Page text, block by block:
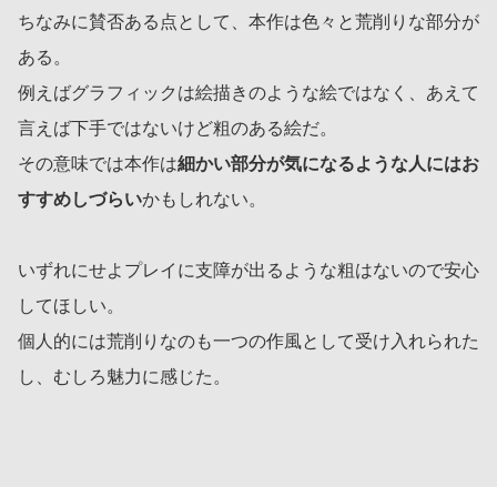
ちなみに賛否ある点として、本作は色々と荒削りな部分が
ある。
例えばグラフィックは絵描きのような絵ではなく、あえて
言えば下手ではないけど粗のある絵だ。
その意味では本作は細かい部分が気になるような人にはお
すすめしづらいかもしれない。
いずれにせよプレイに支障が出るような粗はないので安心
してほしい。
個人的には荒削りなのも一つの作風として受け入れられた
し、むしろ魅力に感じた。